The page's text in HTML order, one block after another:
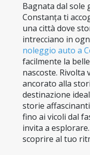
Bagnata dal sole
Constanța ti
una città dove
intrecciano in
noleggio auto a
facilmente la
nascoste. Rivolta
ancorato alla
destinazione
storie
fino ai vicoli dal
invita a
scoprire al tuo